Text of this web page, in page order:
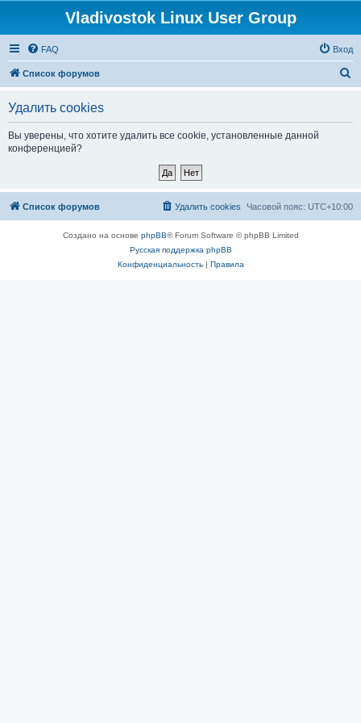
Vladivostok Linux User Group
FAQ Вход
Список форумов
Удалить cookies
Вы уверены, что хотите удалить все cookie, установленные данной
конференцией?
Список форумов Часовой пояс: UTC+10:00
Удалить cookies
Создано на основе phpBB® Forum Software © phpBB Limited
Русская поддержка phpBB
Конфиденциальность| Правила